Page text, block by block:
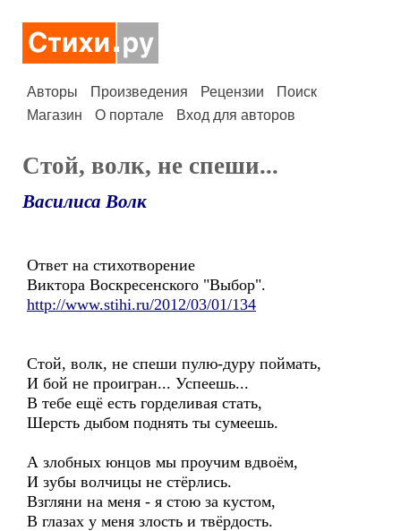
Авторы Произведения Рецензии
Поиск
Магазин
О портале Вход для авторов
Стой, волк, не спеши...
Василиса Волк
Ответ на стихотворение
Виктора Воскресенского "Выбор".
http://www.stihi.ru/2012/03/01/134
Стой, волк, не спеши пулю-дуру поймать,
И бой не проигран... Успеешь...
В тебе ещё есть горделивая стать,
Шерсть дыбом поднять ты сумеешь.
А злобных юнцов мы проучим вдвоём,
И зубы волчицы не стёрлись.
Взгляни на меня - я стою за кустом,
В глазах у меня злость и твёрдость.